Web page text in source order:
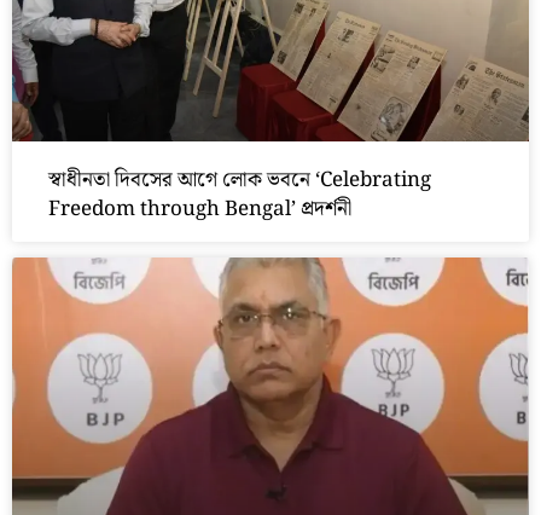
স্বাধীনতা দিবসের আগে লোক ভবনে ‘Celebrating
Freedom through Bengal’ প্রদর্শনী